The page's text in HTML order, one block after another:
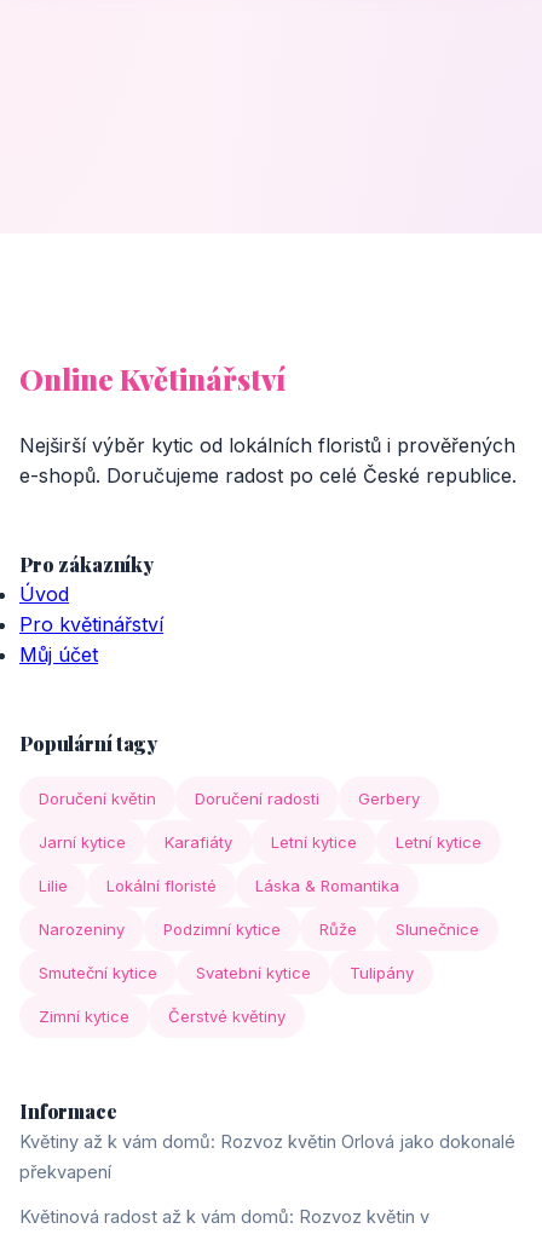
Online Květinářství
Nejširší výběr kytic od lokálních floristů i prověřených
e-shopů. Doručujeme radost po celé České republice.
Pro zákazníky
Úvod
Pro květinářství
Můj účet
Populární tagy
Doručení květin Doručení radosti Gerbery
Jarní kytice Karafiáty Letní kytice Letní kytice
Lilie Lokální floristé Láska & Romantika
Narozeniny Podzimní kytice Růže Slunečnice
Smuteční kytice Svatební kytice Tulipány
Zimní kytice Čerstvé květiny
Informace
Květiny až k vám domů: Rozvoz květin Orlová jako dokonalé
překvapení
Květinová radost až k vám domů: Rozvoz květin v